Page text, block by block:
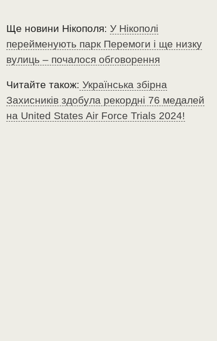
Ще новини Нікополя:У Нікополі
перейменують парк Перемоги і ще низку
вулиць – почалося обговорення
Читайте також: Українська збірна
Захисників здобула рекордні 76 медалей
на United States Air Force Trials 2024!